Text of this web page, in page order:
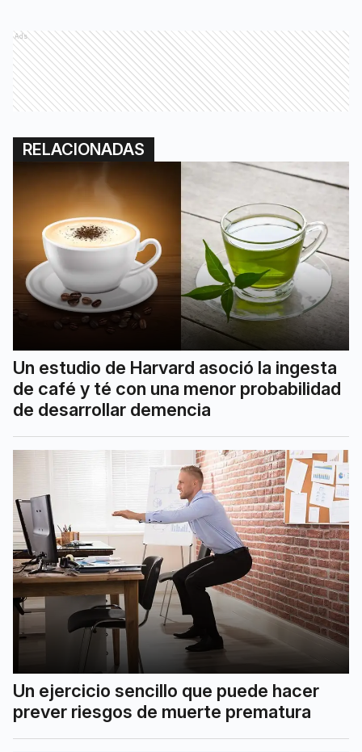
Ads
RELACIONADAS
Un estudio de Harvard asoció la ingesta
de café y té con una menor probabilidad
de desarrollar demencia
Un ejercicio sencillo que puede hacer
prever riesgos de muerte prematura